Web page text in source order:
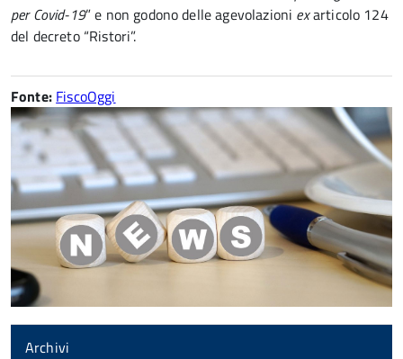
per Covid-19” e non godono delle agevolazioni exarticolo 124
del decreto “Ristori”.
Fonte: FiscoOggi
Archivi